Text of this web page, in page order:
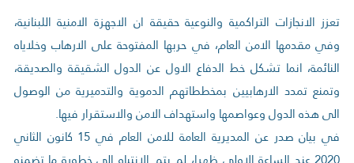
تعزز الانجازات التراكمية والنوعية حقيقة ان الاجهزة الامنية اللبنانية،
وفي مقدمها الامن العام، في حربها المفتوحة على الارهاب وخلاياه
النائمة، انما تشكل خط الدفاع الاول عن الدول الشقيقة والصديقة،
وتمنع تمدد الارهابيين بمخططاتهم الدموية والتدميرية من الوصول
الى هذه الدول وعواصمها واستهداف الامن والاستقرار فيها.
في بيان صدر عن المديرية العامة للامن العام في 15 كانون الثاني